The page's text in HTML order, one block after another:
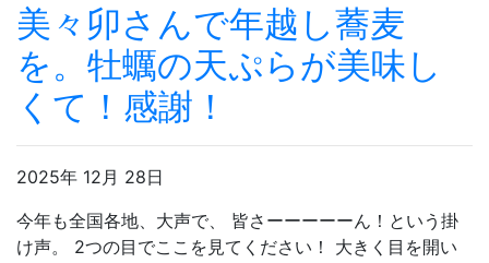
美々卯さんで年越し蕎麦
を。牡蠣の天ぷらが美味し
くて！感謝！
2025年 12月 28日
今年も全国各地、大声で、 皆さーーーーーん！という掛
け声。 2つの目でここを見てください！ 大きく目を開い